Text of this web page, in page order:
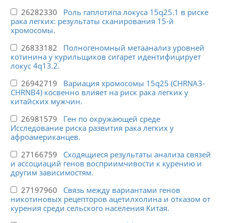
26282330 Роль гаплотипа локуса 15q25.1 в риске
рака легких: результаты сканирования 15-й
хромосомы.
26833182 Полногеномный метаанализ уровней
котинина у курильщиков сигарет идентифицирует
локус 4q13.2.
26942719 Вариация хромосомы 15q25 (CHRNA3-
CHRNB4) косвенно влияет на риск рака легких у
китайских мужчин.
26981579 Ген по окружающей среде
Исследование риска развития рака легких у
афроамериканцев.
27166759 Сходящиеся результаты анализа связей
и ассоциаций генов восприимчивости к курению и
другим зависимостям.
27197960 Связь между вариантами генов
никотиновых рецепторов ацетилхолина и отказом от
курения среди сельского населения Китая.